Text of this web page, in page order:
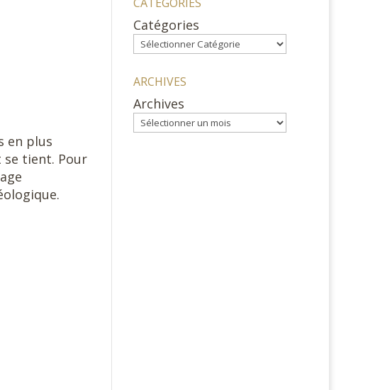
en plus
se tient. Pour
Catégories
ARCHIVES
Archives